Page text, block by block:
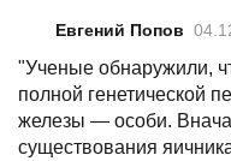
Евгений Попов
"Ученые обнаружили,
полной генетической
железы — особи.
существования